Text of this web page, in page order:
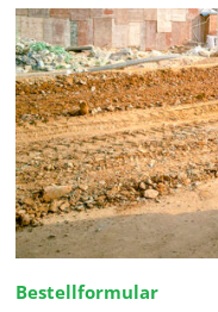
Bestellformular